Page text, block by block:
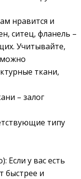
нравится и
ситец, фланель –
Учитывайте,
ткани,
– залог
типу
Если у вас есть
быстрее и